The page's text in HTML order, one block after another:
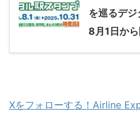
を巡るデジ
8月1日か
Xをフォローする！Airline